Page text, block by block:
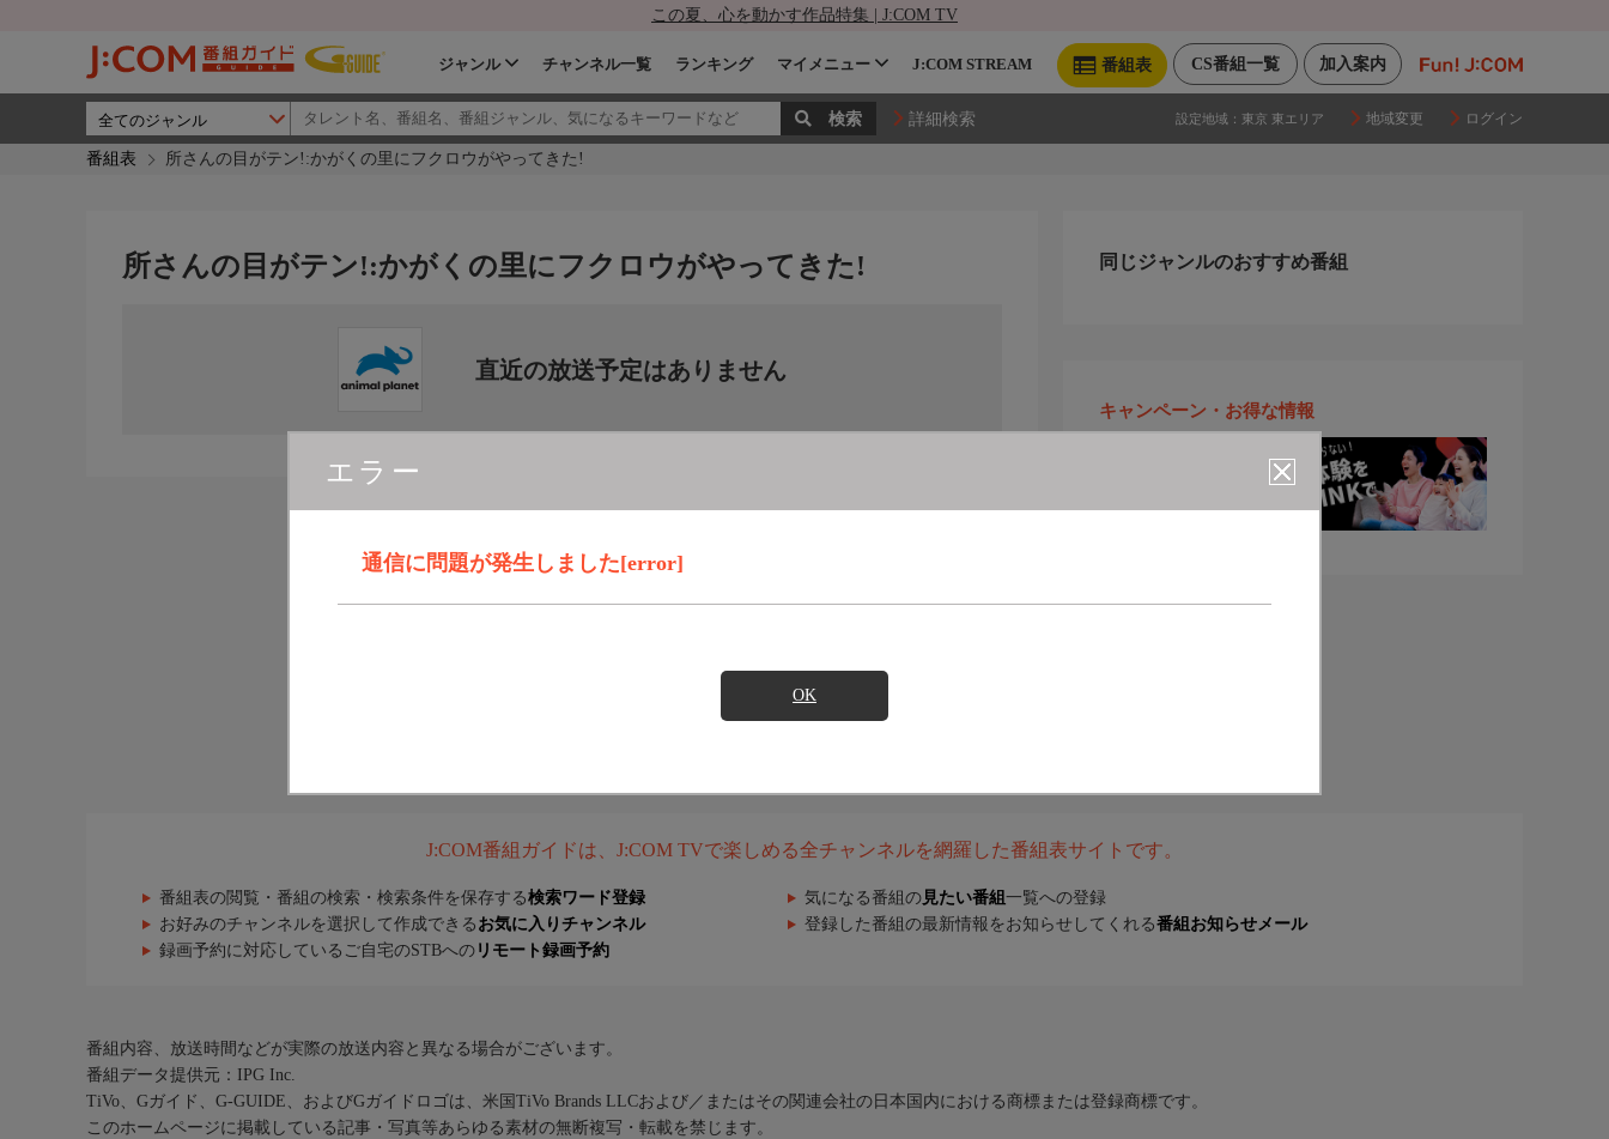
この夏、心を動かす作品特集 | J:COM TV
加入案内
CS番組一覧
番組表
ジャンル チャンネル一覧 ランキング マイメニュー J:COM STREAM
詳細検索 設定地域： 東京 東エリア 地域変更 ログイン
番組表 所さんの目がテン!:かがくの里にフクロウがやってきた!
エラー
通信に問題が発生しました[error]
OK
所さんの目がテン!:かがくの里にフクロウがやってきた!
直近の放送予定はありません
同じジャンルのおすすめ番組
キャンペーン・お得な情報
J:COM番組ガイドは、J:COM TVで楽しめる全チャンネルを網羅した番組表サイトです。
番組表の閲覧・番組の検索・検索条件を保存する検索ワード登録 気になる番組の 見たい番組 一覧への登録
お好みのチャンネルを選択して作成できる お気に入りチャンネル 登録した番組の最新情報をお知らせしてくれる番組お知らせメール
録画予約に対応しているご自宅のSTBへの リモート録画予約
番組内容、放送時間などが実際の放送内容と異なる場合がございます。
番組データ提供元：IPG Inc.
TiVo、Gガイド、G-GUIDE、およびGガイドロゴは、米国TiVo Brands LLCおよび／またはその関連会社の日本国内における商標または登録商標です。
このホームページに掲載している記事・写真等あらゆる素材の無断複写・転載を禁じます。